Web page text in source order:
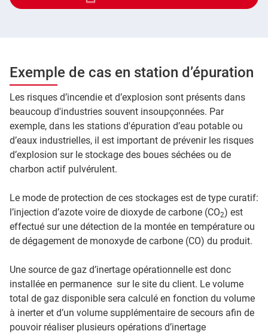
Exemple de cas en station d’épuration
Les risques d’incendie et d’explosion sont présents dans
beaucoup d'industries souvent insoupçonnées. Par
exemple, dans les stations d'épuration d’eau potable ou
d’eaux industrielles, il est important de prévenir les risques
d’explosion sur le stockage des boues séchées ou de
charbon actif pulvérulent.
Le mode de protection de ces stockages est de type curatif:
l’injection d’azote voire de dioxyde de carbone (CO2) est
effectué sur une détection de la montée en température ou
de dégagement de monoxyde de carbone (CO) du produit.
Une source de gaz d’inertage opérationnelle est donc
installée en permanence sur le site du client. Le volume
total de gaz disponible sera calculé en fonction du volume
à inerter et d’un volume supplémentaire de secours afin de
pouvoir réaliser plusieurs opérations d’inertage